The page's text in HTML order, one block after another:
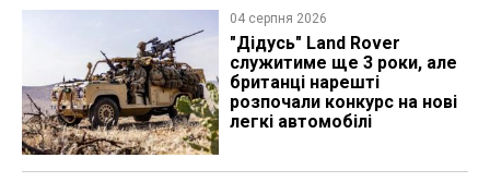
04 серпня 2026
"Дідусь" Land Rover
служитиме ще 3 роки, але
британці нарешті
розпочали конкурс на нові
легкі автомобілі